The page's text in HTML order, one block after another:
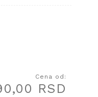
Cena od:
RSD